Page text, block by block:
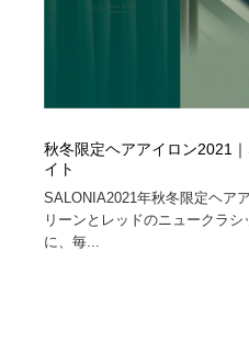
秋冬限定ヘアアイロン2021
イト
SALONIA2021年秋冬限定ヘア
リーンとレッドのニュークラ
に、毎...